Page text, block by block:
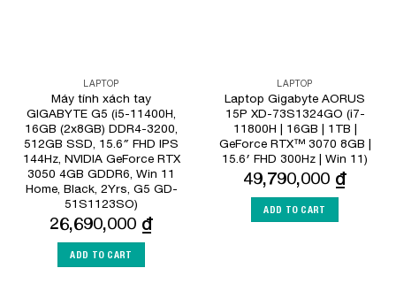
LAPTOP
Máy tính xách tay
GIGABYTE G5 (i5-11400H,
16GB (2x8GB) DDR4-3200,
512GB SSD, 15.6″ FHD IPS
144Hz, NVIDIA GeForce RTX
3050 4GB GDDR6, Win 11
Home, Black, 2Yrs, G5 GD-
51S1123SO)
26,690,000 ₫
ADD TO CART
LAPTOP
Laptop Gigabyte AORUS
15P XD-73S1324GO (i7-
11800H | 16GB | 1TB |
GeForce RTX™ 3070 8GB |
15.6′ FHD 300Hz | Win 11)
49,790,000 ₫
ADD TO CART